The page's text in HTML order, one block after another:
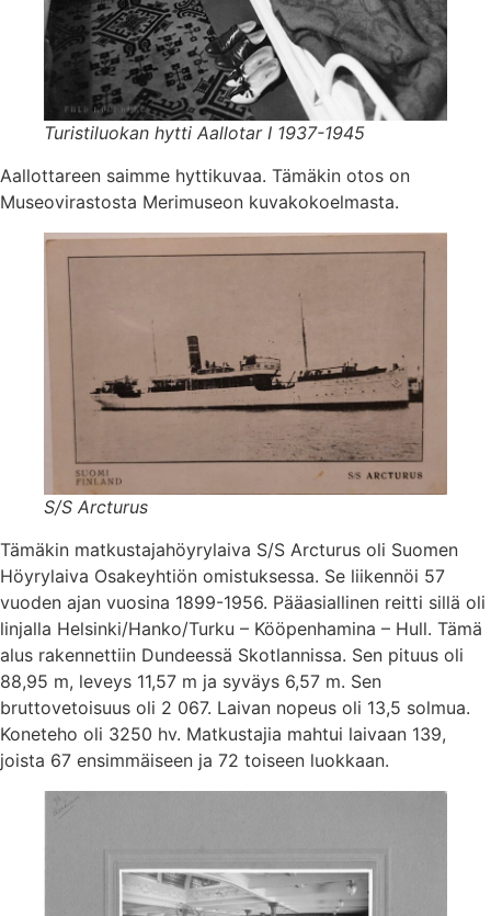
Turistiluokan hytti Aallotar I 1937-1945
Aallottareen saimme hyttikuvaa. Tämäkin otos on
Museovirastosta Merimuseon kuvakokoelmasta.
S/S Arcturus
Tämäkin matkustajahöyrylaiva S/S Arcturus oli Suomen
Höyrylaiva Osakeyhtiön omistuksessa. Se liikennöi 57
vuoden ajan vuosina 1899-1956. Pääasiallinen reitti sillä oli
linjalla Helsinki/Hanko/Turku – Kööpenhamina – Hull. Tämä
alus rakennettiin Dundeessä Skotlannissa. Sen pituus oli
88,95 m, leveys 11,57 m ja syväys 6,57 m. Sen
bruttovetoisuus oli 2 067. Laivan nopeus oli 13,5 solmua.
Koneteho oli 3250 hv. Matkustajia mahtui laivaan 139,
joista 67 ensimmäiseen ja 72 toiseen luokkaan.